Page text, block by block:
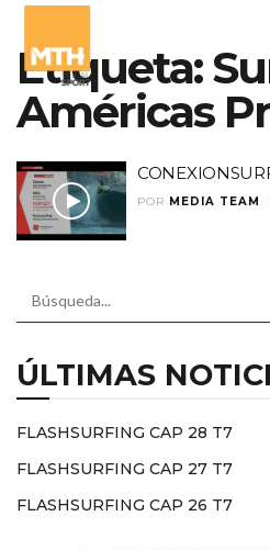
Etiqueta:
Américas
POR MEDIA TEAM
ÚLTIMAS
FLASHSURFING CAP 28 T7
FLASHSURFING CAP 27 T7
FLASHSURFING CAP 26 T7